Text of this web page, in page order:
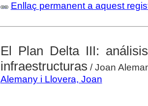
Enllaç permanent a aquest
El Plan Delta III:
infraestructuras / Joan
Alemany i Llovera, Joan